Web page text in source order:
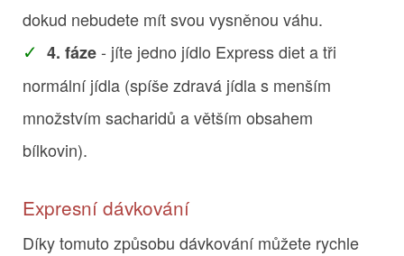
dokud nebudete mít svou vysněnou váhu.
4. fáze- jíte jedno jídlo Express diet a tři
normální jídla (spíše zdravá jídla s menším
množstvím sacharidů a větším obsahem
bílkovin).
Expresní dávkování
Díky tomuto způsobu dávkování můžete rychle